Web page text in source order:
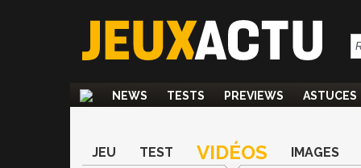
NEWS TESTS PREVIEWS ASTUCES
JEU TEST VIDÉOS IMAGES